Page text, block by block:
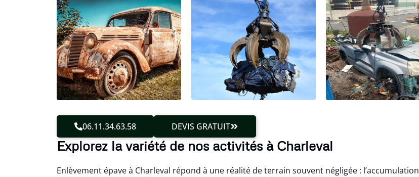
06.11.34.63.58 DEVIS GRATUIT
Explorez la variété de nos activités à Charleval
Enlèvement épave à Charleval répond à une réalité de terrain souvent négligée : l’accumulation